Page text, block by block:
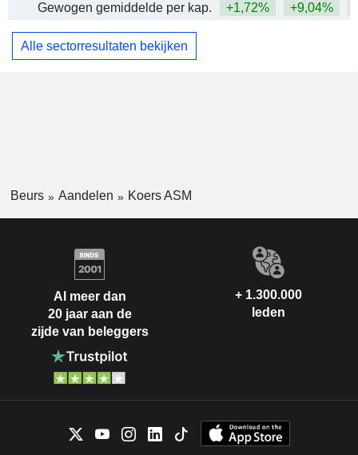
Gewogen gemiddelde per kap.
+1,72% +9,04%
Alle sectorresultaten bekijken
Beurs Aandelen Koers ASM
Al meer dan
20 jaar aan de
zijde van beleggers
+ 1.300.000
leden